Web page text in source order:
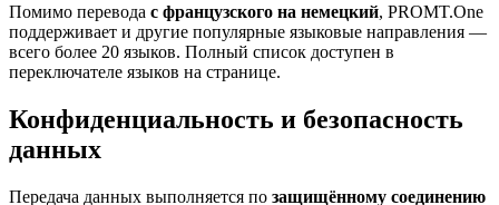
Помимо перевода с французского на немецкий, PROMT.One
поддерживает и другие популярные языковые направления —
всего более 20 языков. Полный список доступен в
переключателе языков на странице.
Конфиденциальность и безопасность
данных
Передача данных выполняется по защищённому соединению